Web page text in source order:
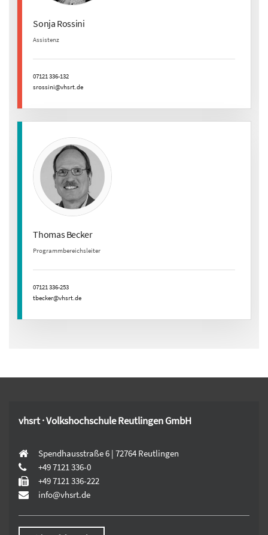
Sonja Rossini
Assistenz
07121 336-132
srossini@vhsrt.de
Thomas Becker
Programmbereichsleiter
07121 336-253
tbecker@vhsrt.de
vhsrt · Volkshochschule Reutlingen GmbH
Spendhausstraße 6 | 72764 Reutlingen
+49 7121 336-0
+49 7121 336-222
info@vhsrt.de